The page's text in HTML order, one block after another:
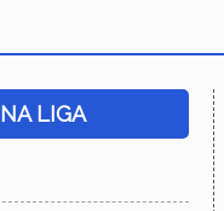
LIGA